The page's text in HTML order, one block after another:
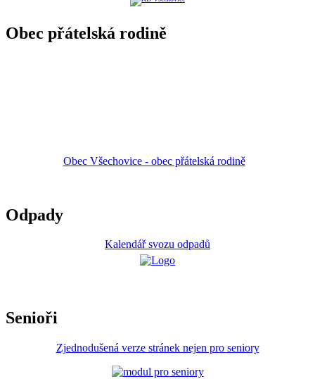
Obec přátelská rodině
Obec Všechovice - obec přátelská rodině
Odpady
Kalendář svozu odpadů
Senioři
Zjednodušená verze stránek nejen pro seniory